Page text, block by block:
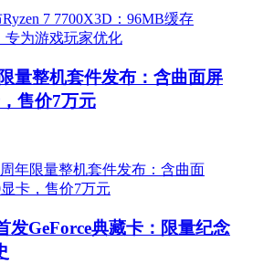
量整机套件发布：含曲面屏
售价7万元
发GeForce典藏卡：限量纪念